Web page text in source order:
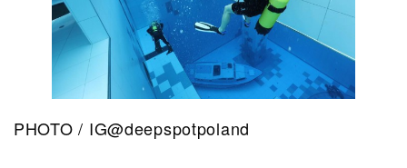
PHOTO / IG@deepspotpoland